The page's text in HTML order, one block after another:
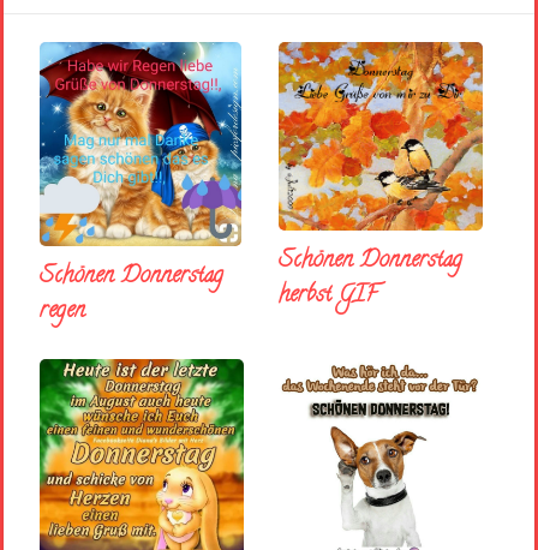
Schönen Donnerstag
regen
Schönen Donnerstag
herbst GIF